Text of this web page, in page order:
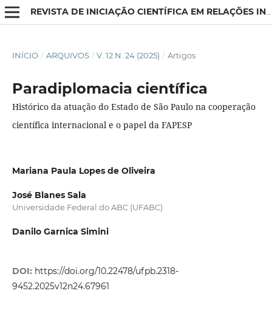
REVISTA DE INICIAÇÃO CIENTÍFICA EM RELAÇÕES INTERNACIONAIS
INÍCIO / ARQUIVOS / V. 12 N. 24 (2025) / Artigos
Paradiplomacia científica
Histórico da atuação do Estado de São Paulo na cooperação
científica internacional e o papel da FAPESP
Mariana Paula Lopes de Oliveira
José Blanes Sala
Universidade Federal do ABC (UFABC)
Danilo Garnica Simini
DOI: https://doi.org/10.22478/ufpb.2318-
9452.2025v12n24.67961